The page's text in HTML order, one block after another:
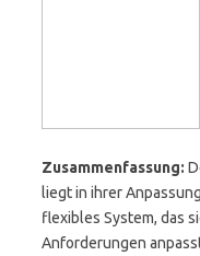
Zusammenfassung:
liegt in ihrer
flexibles System, das
Anforderungen